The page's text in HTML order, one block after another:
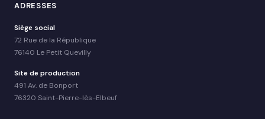
ADRESSES
Siège social
72 Rue de la République
76140 Le Petit Quevilly
Site de production
491 Av. de Bonport
76320 Saint-Pierre-lès-Elbeuf